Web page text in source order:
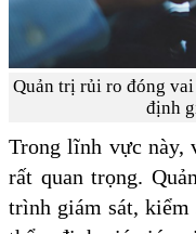
Quản trị rủi ro đóng
định
Trong lĩnh vực này,
rất quan trọng.
trình giám sát, kiểm